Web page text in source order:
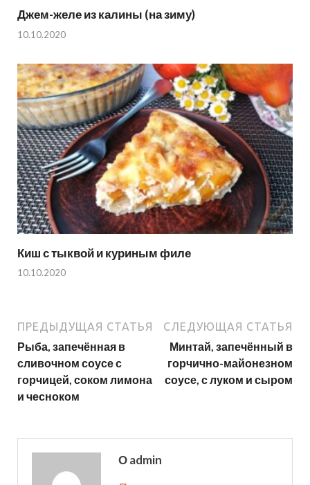
Джем-желе из калины (на зиму)
10.10.2020
Киш с тыквой и куриным филе
10.10.2020
ПРЕДЫДУЩАЯ СТАТЬЯ
Рыба, запечённая в
сливочном соусе с
горчицей, соком лимона
и чесноком
СЛЕДУЮЩАЯ СТАТЬЯ
Минтай, запечённый в
горчично-майонезном
соусе, с луком и сыром
О admin